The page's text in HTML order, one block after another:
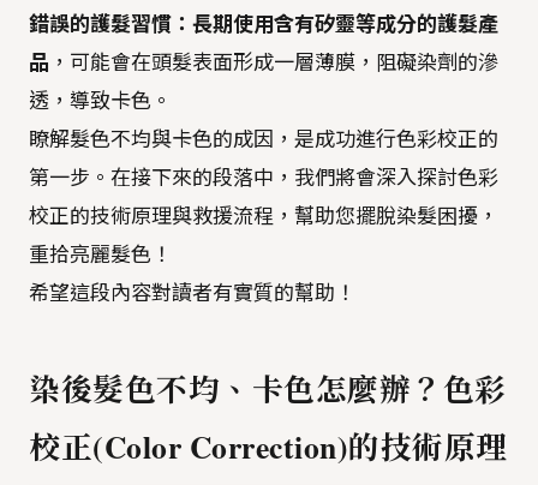
錯誤的護髮習慣： 長期使用含有矽靈等成分的護髮產
品 ，可能會在頭髮表面形成一層薄膜，阻礙染劑的滲
透，導致卡色。
瞭解髮色不均與卡色的成因，是成功進行色彩校正的
第一步。在接下來的段落中，我們將會深入探討色彩
校正的技術原理與救援流程，幫助您擺脫染髮困擾，
重拾亮麗髮色！
希望這段內容對讀者有實質的幫助！
染後髮色不均、卡色怎麼辦？色彩
校正(Color Correction)的技術原理